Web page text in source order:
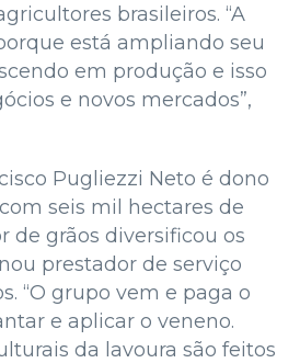
brasileiros. “A
está ampliando seu
em produção e isso
e novos mercados”,
Pugliezzi Neto é dono
seis mil hectares de
de grãos diversificou os
prestador de serviço
“O grupo vem e paga o
e aplicar o veneno.
da lavoura são feitos